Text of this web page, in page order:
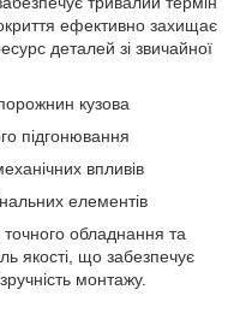
ефективно захищає
деталей зі звичайної
кузова
підгонювання
впливів
елементів
обладнання та
якості, що забезпечує
монтажу.